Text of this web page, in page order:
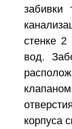
забивки
стенке
вод.
корпуса